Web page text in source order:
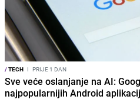
/TECH I PRIJE 1 DAN
Sve veće oslanjanje na AI:
najpopularnijih Android